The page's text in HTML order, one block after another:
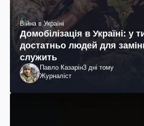
Війна в Україні
Домобілізація в Україні: у
достатньо людей для
служить
Павло Казарін3 дні тому
Журналіст